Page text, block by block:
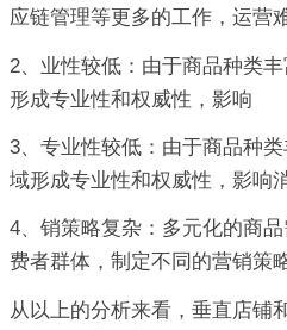
应链管理等更多的工作，运营
2、业性较低：由于商品种类
形成专业性和权威性，影响
3、专业性较低：由于商品种
域形成专业性和权威性，影响
4、销策略复杂：多元化的商
费者群体，制定不同的营销策
从以上的分析来看，垂直店铺